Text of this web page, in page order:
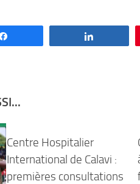
Centre Hospitalier
International de Calavi :
premières consultations